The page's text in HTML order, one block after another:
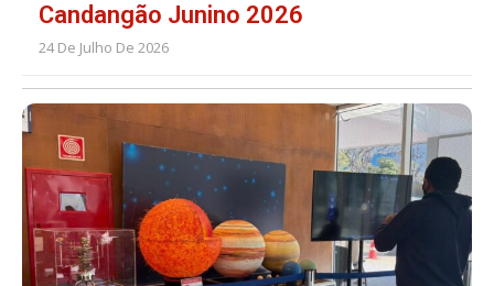
Candangão Junino 2026
24 De Julho De 2026